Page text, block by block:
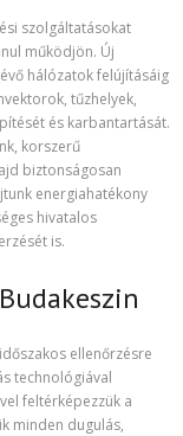
szolgáltatásokat
működjön. Új
hálózatok felújításáig
tűzhelyek,
és karbantartását.
korszerű
biztonságosan
energiahatékony
hivatalos
is.
ellenőrzésre
technológiával
feltérképezzük a
minden dugulás,